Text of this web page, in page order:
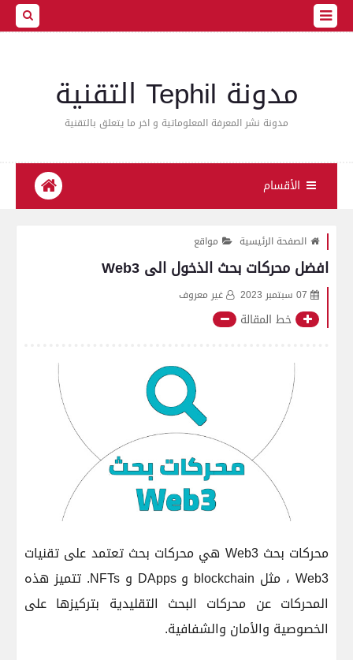
مدونة Tephil التقنية
مدونة نشر المعرفة المعلوماتية و اخر ما يتعلق بالتقنية
الأقسام
الصفحة الرئيسية مواقع
افضل محركات بحث الذخول الى Web3
07 سبتمبر 2023 غير معروف
خط المقالة
محركات بحث Web3 هي محركات بحث تعتمد على تقنيات
Web3 ، مثل blockchain و DApps و NFTs. تتميز هذه
المحركات عن محركات البحث التقليدية بتركيزها على
الخصوصية والأمان والشفافية.